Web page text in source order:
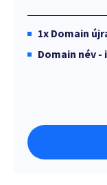
1x Domain
Domain név